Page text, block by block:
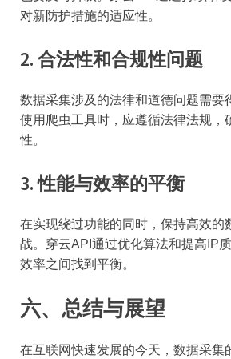
对新防护措施的适应性。
2. 合法性和合规性问题
数据采集涉及的法律和道德问题需要
使用爬虫工具时，应遵循法律法规，
性。
3.性能与效率的平衡
在实现绕过功能的同时，保持高效的
战。穿云API通过优化算法和提高IP
效率之间找到平衡。
六、总结与展望
在互联网快速发展的今天，数据采集